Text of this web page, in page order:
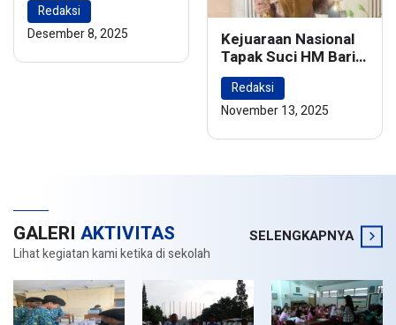
Redaksi
Desember 8, 2025
Kejuaraan Nasional
Tapak Suci HM Barie
Rsyad Championship
2024
Redaksi
November 13, 2025
GALERI AKTIVITAS
Lihat kegiatan kami ketika di sekolah
SELENGKAPNYA